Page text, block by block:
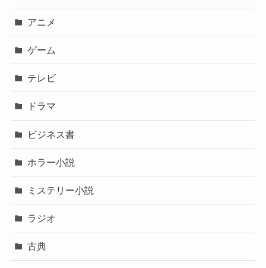
アニメ
ゲーム
テレビ
ドラマ
ビジネス書
ホラー小説
ミステリー小説
ラジオ
古典